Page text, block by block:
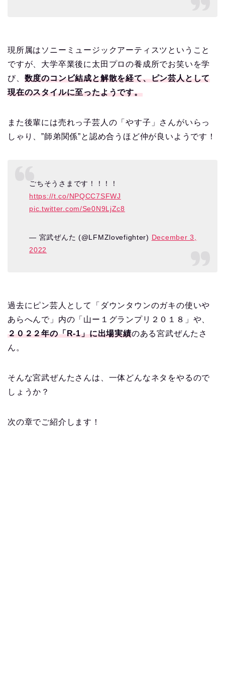
現所属はソニーミュージックアーティスツということ
ですが、大学卒業後に太田プロの養成所でお笑いを学
び、 数度のコンビ結成と解散を経て、ピン芸人として
現在のスタイルに至ったようです。
また後輩には売れっ子芸人の「やす子」さんがいらっ
しゃり、”師弟関係”と認め合うほど仲が良いようです！
ごちそうさまです！！！！
https://t.co/NPQCC7SFWJ
pic.twitter.com/Se0N9LjZc8
— 宮武ぜんた (@LFMZlovefighter) December 3,
2022
過去にピン芸人として「ダウンタウンのガキの使いや
あらへんで」内の「山ー１グランプリ２０１８」や、
２０２２年の「R-1」に出場実績のある宮武ぜんたさ
ん。
そんな宮武ぜんたさんは、一体どんなネタをやるので
しょうか？
次の章でご紹介します！